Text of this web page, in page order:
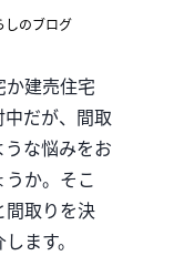
しのブログ
か建売住宅
中だが、間取
うな悩みをお
か。 そこ
間取りを決
ます。